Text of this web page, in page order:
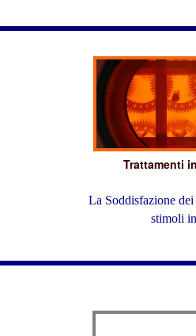
Trattamenti
La Soddisfazione
stimoli